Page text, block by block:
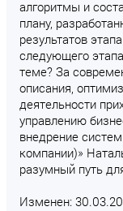
алгоритмы и
плану,
результатов
следующего
теме? За
описания,
деятельности
управлению
внедрение
компании)»
разумный путь
Изменен: